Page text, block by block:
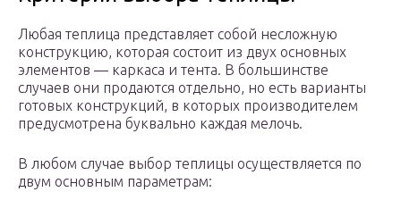
Любая теплица представляет собой несложную
конструкцию, которая состоит из двух основных
элементов — каркаса и тента. В большинстве
случаев они продаются отдельно, но есть варианты
готовых конструкций, в которых производителем
предусмотрена буквально каждая мелочь.
В любом случае выбор теплицы осуществляется по
двум основным параметрам: